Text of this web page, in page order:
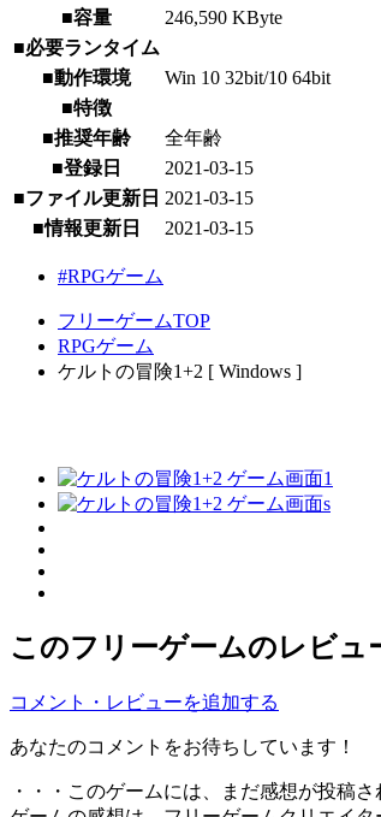
■容量
246,590 KByte
■必要ランタイム
■動作環境
Win 10 32bit/10 64bit
■特徴
■推奨年齢
全年齢
■登録日
2021-03-15
■ファイル更新日 2021-03-15
■情報更新日
2021-03-15
#RPGゲーム
フリーゲームTOP
RPGゲーム
ケルトの冒険1+2 [ Windows ]
このフリーゲームのレビュ
コメント・レビューを追加する
あなたのコメントをお待ちしています！
・・・このゲームには、まだ感想が投稿